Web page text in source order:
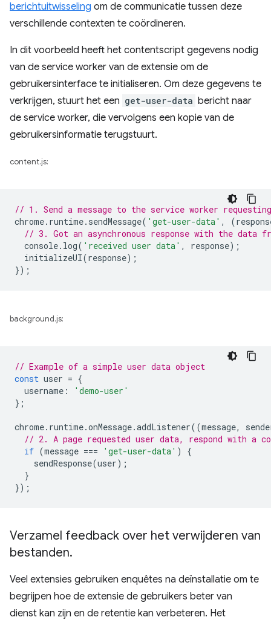
berichtuitwisseling om de communicatie tussen deze
verschillende contexten te coördineren.
In dit voorbeeld heeft het contentscript gegevens nodig
van de service worker van de extensie om de
gebruikersinterface te initialiseren. Om deze gegevens te
verkrijgen, stuurt het een get-user-data bericht naar
de service worker, die vervolgens een kopie van de
gebruikersinformatie terugstuurt.
content.js:
// 1. Send a message to the service worker
chrome. runtime. sendMessage( 'get-user-data' , (
// 3. Got an asynchronous response with the data
console. log( 'received user data' , response);
initializeUI(response);
});
background.js:
// Example of a simple user data object
const user = {
username :
'demo-user'
};
chrome. runtime.onMessage.addListener((message,
// 2. A page requested user data, respond with a
if (message === 'get-user-data' )
{
sendResponse(user);
}
});
Verzamel feedback over het verwijderen van
bestanden.
Veel extensies gebruiken enquêtes na deïnstallatie om te
begrijpen hoe de extensie de gebruikers beter van
dienst kan zijn en de retentie kan verbeteren. Het